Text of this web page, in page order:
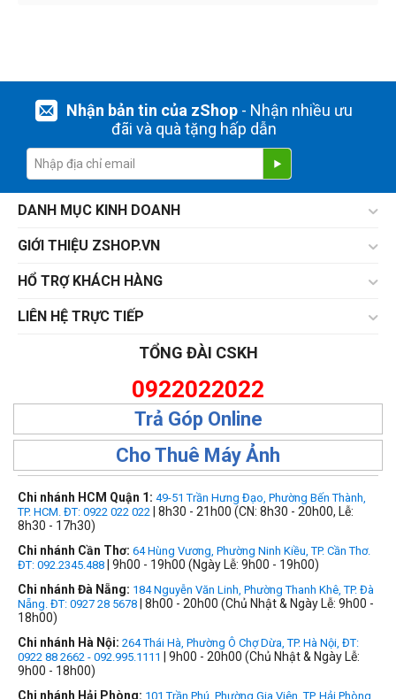
Nhận bản tin của zShop- Nhận nhiều ưu
đãi và quà tặng hấp dẫn
DANH MỤC KINH DOANH
GIỚI THIỆU ZSHOP.VN
HỔ TRỢ KHÁCH HÀNG
LIÊN HỆ TRỰC TIẾP
TỔNG ĐÀI CSKH
0922022022
Trả Góp Online
Cho Thuê Máy Ảnh
Chi nhánh HCM Quận 1: 49-51 Trần Hưng Đạo, Phường Bến Thành,
TP. HCM. ĐT: 0922 022 022 | 8h30 - 21h00 (CN: 8h30 - 20h00, Lễ:
8h30 - 17h30)
Chi nhánh Cần Thơ: 64 Hùng Vương, Phường Ninh Kiều, TP. Cần Thơ.
ĐT: 092.2345.488 | 9h00 - 19h00 (Ngày Lễ: 9h00 - 19h00)
Chi nhánh Đà Nẵng: 184 Nguyễn Văn Linh, Phường Thanh Khê, TP. Đà
Nẵng. ĐT: 0927 28 5678 | 8h00 - 20h00 (Chủ Nhật & Ngày Lễ: 9h00 -
18h00)
Chi nhánh Hà Nội: 264 Thái Hà, Phường Ô Chợ Dừa, TP. Hà Nội, ĐT:
0922 88 2662 - 092.995.1111
| 9h00 - 20h00 (Chủ Nhật & Ngày Lễ:
9h00 - 18h00)
Chi nhánh Hải Phòng: 101 Trần Phú, Phường Gia Viên, TP. Hải Phòng,